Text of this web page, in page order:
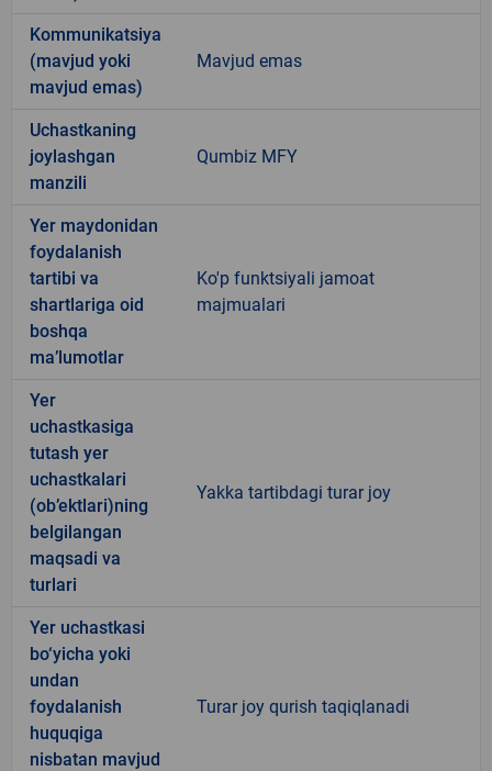
Kommunikatsiya
(mavjud yoki
mavjud emas)
Mavjud emas
Uchastkaning
joylashgan
manzili
Qumbiz MFY
Yer maydonidan
foydalanish
tartibi va
shartlariga oid
boshqa
ma’lumotlar
Ko'p funktsiyali jamoat
majmualari
Yer
uchastkasiga
tutash yer
uchastkalari
(ob’ektlari)ning
belgilangan
maqsadi va
turlari
Yakka tartibdagi turar joy
Yer uchastkasi
bo‘yicha yoki
undan
foydalanish
huquqiga
nisbatan mavjud
Turar joy qurish taqiqlanadi